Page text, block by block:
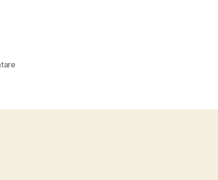
zu
2011/12